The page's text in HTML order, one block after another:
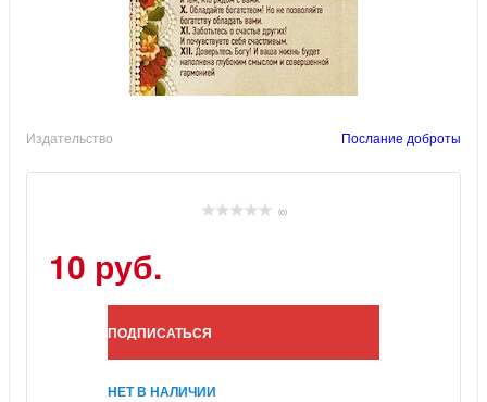
Издательство Послание доброты
(0)
10 руб.
ПОДПИСАТЬСЯ
НЕТ В НАЛИЧИИ